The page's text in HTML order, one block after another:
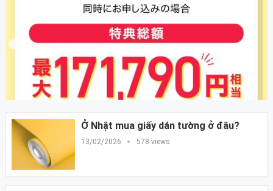
Ở Nhật mua giấy dán tường ở đâu?
13/02/2026 578 views